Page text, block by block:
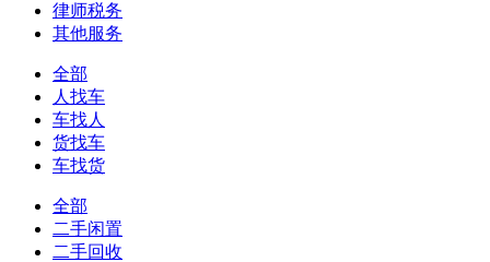
律师税务
其他服务
全部
人找车
车找人
货找车
车找货
全部
二手闲置
二手回收